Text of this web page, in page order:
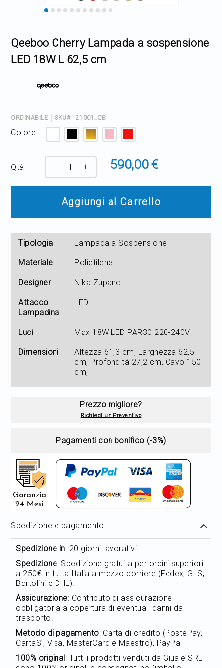
Outletthe
beginning
of
the
gallery
Qeeboo Cherry Lampada a sospensione
LED 18W L 62,5 cm
ORDINABILE SKU 21001_QB
Colore
Qtà 590,00 €
Aggiungi al Carrello
Tipologia Lampada a Sospensione
Materiale Polietilene
Designer Nika Zupanc
Attacco
Lampadina
LED
Luci Max 18W LED PAR30 220-240V
Dimensioni
Altezza 61,3 cm, Larghezza 62,5
cm, Profondità 27,2 cm, Cavo 150
cm,
Prezzo migliore?
Richiedi un Preventivo
Pagamenti con bonifico (-3%)
Spedizione e pagamento
Spedizione in: 20 giorni lavorativi.
Spedizione: Spedizione gratuita per ordini superiori
a 250€ in tutta Italia a mezzo corriere (Fedex, GLS,
Bartolini e DHL).
Assicurazione: Contributo di assicurazione
obbligatoria a copertura di eventuali danni da
trasporto.
Metodo di pagamento: Carta di credito (PostePay,
CartaSì, Visa, MasterCard e Maestro), PayPal
100% original: Tutti i prodotti venduti da Giuale SRL